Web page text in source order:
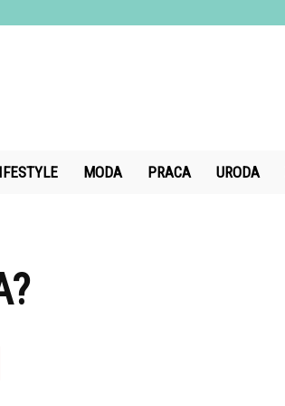
MODA PRACA URODA